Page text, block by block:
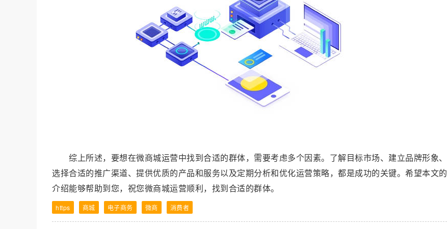
综上所述，要想在微商城运营中找到合适的群体，需要考虑多个因素。了解目标市场、建立品牌形象、
选择合适的推广渠道、提供优质的产品和服务以及定期分析和优化运营策略，都是成功的关键。希望本文的
介绍能够帮助到您，祝您微商城运营顺利，找到合适的群体。
https 商城 电子商务 微商 消费者